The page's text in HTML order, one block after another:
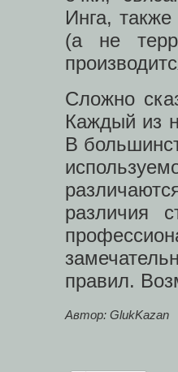
Инга,
(а не
Сложно
Каждый из
В
различия
правил.
Автор: GlukKazan